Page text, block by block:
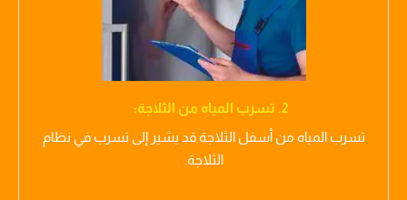
2. تسرب المياه من الثلاجة:
تسرب المياه من أسفل الثلاجة قد يشير إلى تسرب في نظام
الثلاجة.